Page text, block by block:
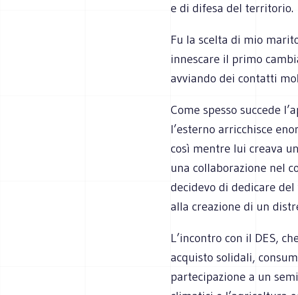
e di difesa del territorio.
Fu la scelta di mio
innescare il primo
avviando dei contatti
Come spesso succede
l’esterno arricchisce
così mentre lui creava
una collaborazione nel
decidevo di dedicare del
alla creazione di un
L’incontro con il DES,
acquisto solidali,
partecipazione a un